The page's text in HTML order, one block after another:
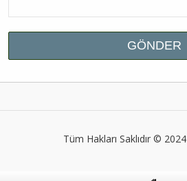
Tüm Hakları Saklıdır © 2024